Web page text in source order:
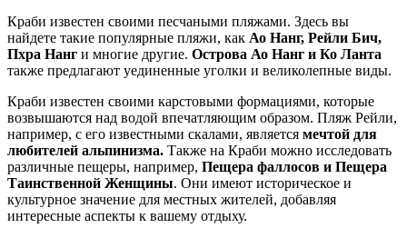
Краби известен своими песчаными пляжами. Здесь вы
найдете такие популярные пляжи, как Ао Нанг, Рейли Бич,
Пхра Нанг и многие другие. Острова Ао Нанг и Ко Ланта
также предлагают уединенные уголки и великолепные виды.
Краби известен своими карстовыми формациями, которые
возвышаются над водой впечатляющим образом. Пляж Рейли,
например, с его известными скалами, является мечтой для
любителей альпинизма. Также на Краби можно исследовать
различные пещеры, например, Пещера фаллосов и Пещера
Таинственной Женщины. Они имеют историческое и
культурное значение для местных жителей, добавляя
интересные аспекты к вашему отдыху.